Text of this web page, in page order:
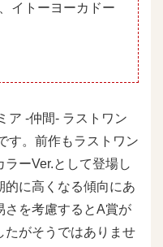
イトーヨーカドー
ア -仲間- ラストワン
す。前作もラストワン
ーVer.として登場し
的に高くなる傾向にあ
さを考慮するとA賞が
たがそうではありませ